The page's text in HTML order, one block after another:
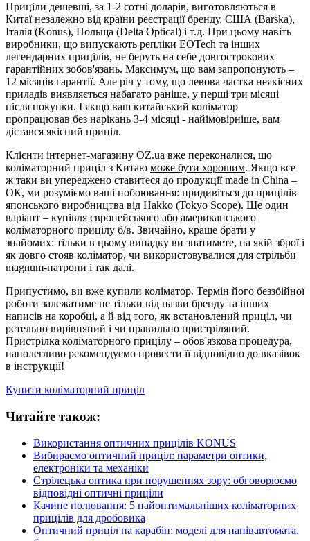
Приціли дешевші, за 1-2 сотні доларів, виготовляються в
Китаї незалежно від країни реєстрації бренду, США (Barska),
Італія (Konus), Польща (Delta Optical) і т.д. При цьому навіть
виробники, що випускають репліки EOTech та інших
легендарних прицілів, не беруть на себе довгострокових
гарантійних зобов'язань. Максимум, що вам запропонують –
12 місяців гарантії. Але річ у тому, що левова частка неякісних
приладів виявляється набагато раніше, у перші три місяці
після покупки. І якщо ваш китайський коліматор
пропрацював без нарікань 3-4 місяці - найімовірніше, вам
дістався якісний приціл.
Клієнти інтернет-магазину OZ.ua вже переконалися, що
коліматорний приціл з Китаю може бути хорошим. Якщо все
ж таки ви упереджено ставитеся до продукції made in China –
ОК, ми розуміємо ваші побоювання: придивіться до прицілів
японського виробництва від Hakko (Tokyo Scope). Ще один
варіант – купівля європейського або американського
коліматорного прицілу б/в. Звичайно, краще брати у
знайомих: тільки в цьому випадку ви знатимете, на якій зброї і
як довго стояв коліматор, чи використовувалися для стрільби
magnum-патрони і так далі.
Припустимо, ви вже купили коліматор. Термін його беззбійної
роботи залежатиме не тільки від назви бренду та інших
написів на коробці, а й від того, як встановлений приціл, чи
ретельно вирівняний і чи правильно пристріляний.
Пристрілка коліматорного прицілу – обов'язкова процедура,
наполегливо рекомендуємо провести її відповідно до вказівок
в інструкції!
Купити коліматорний приціл
Читайте також:
Використання оптичних прицілів KONUS
Вибираємо оптичний приціл: параметри оптики,
електроніки та механіки
Стрілецька оптика при порушеннях зору: обговорюємо
відповідні оптичні приціли
Качине полювання: 5 найоптимальніших коліматорних
прицілів для дробовика
Оптичний приціл на карабін: моделі для напівавтомата,